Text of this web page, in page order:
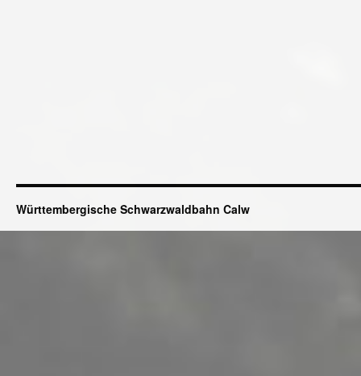
Württembergische Schwarzwaldbahn Calw